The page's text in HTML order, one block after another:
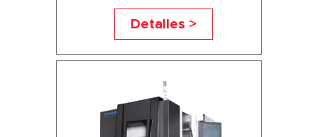
Detalles >